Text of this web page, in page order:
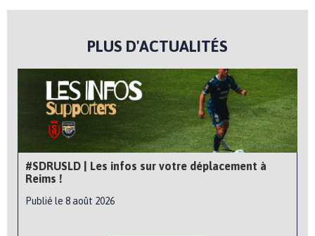
PLUS D'ACTUALITÉS
#SDRUSLD | Les infos sur votre déplacement à
Reims !
Publié le 8 août 2026